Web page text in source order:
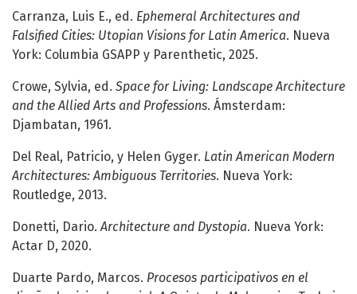
Carranza, Luis E., ed. Ephemeral Architectures and
Falsified Cities: Utopian Visions for Latin America. Nueva
York: Columbia GSAPP y Parenthetic, 2025.
Crowe, Sylvia, ed. Space for Living: Landscape Architecture
and the Allied Arts and Professions. Ámsterdam:
Djambatan, 1961.
Del Real, Patricio, y Helen Gyger. Latin American Modern
Architectures: Ambiguous Territories. Nueva York:
Routledge, 2013.
Donetti, Dario.Architecture and Dystopia. Nueva York:
Actar D, 2020.
Duarte Pardo, Marcos. Procesos participativos en el